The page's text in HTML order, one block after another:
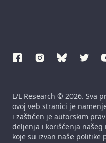
L/L Research © 2026. Sva
ovoj veb stranici je
i zaštićen je autorskim
deljenja i korišćenja
koje su izvan naše politike